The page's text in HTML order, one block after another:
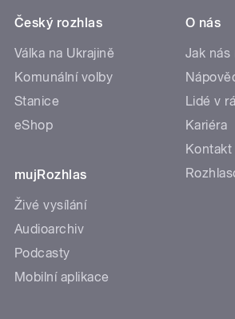
Český rozhlas
Válka na Ukrajině
Komunální volby
Stanice
eShop
mujRozhlas
Živé vysílání
Audioarchiv
Podcasty
Mobilní aplikace
O nás
Jak nás
Lidé v
Kariéra
Kontakt